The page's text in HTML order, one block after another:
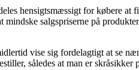
hensigtsmæssigt for købere at
mindske salgspriserne på
vise sig fordelagtigt at se
således at man er skråsikker